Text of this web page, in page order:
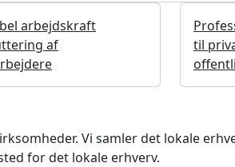
arbejdskraft
af
til
Vi samler det lokale
for det lokale erhverv.